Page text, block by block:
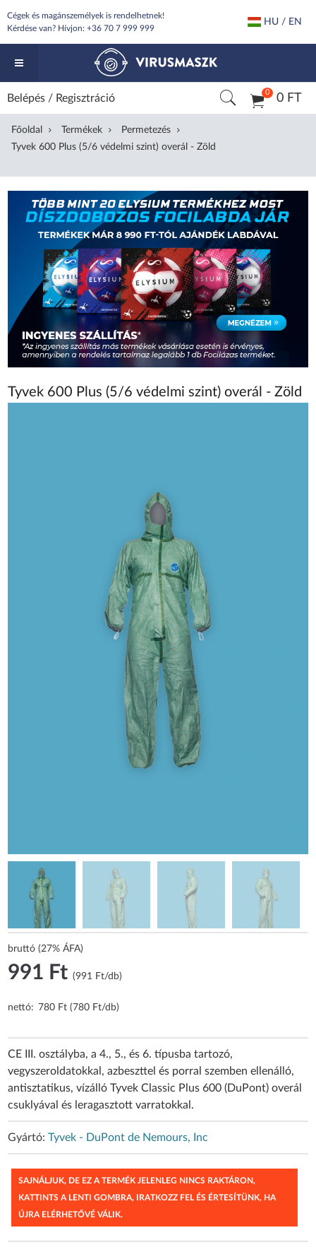
Cégek és magánszemélyek is rendelhetnek!
Kérdése van? Hívjon: +36 70 7 999 999
HU / EN
0 0 FT
Belépés / Regisztráció
Főoldal Termékek
Permetezés
Tyvek 600 Plus (5/6 védelmi szint) overál - Zöld
Tyvek 600 Plus (5/6 védelmi szint) overál - Zöld
bruttó (27% ÁFA)
991 Ft(991 Ft/db)
nettó: 780 Ft (780 Ft/db)
CE III. osztályba, a 4., 5., és 6. típusba tartozó,
vegyszeroldatokkal, azbeszttel és porral szemben ellenálló,
antisztatikus, vízálló Tyvek Classic Plus 600 (DuPont) overál
csuklyával és leragasztott varratokkal.
Gyártó:Tyvek - DuPont de Nemours, Inc
SAJNÁLJUK, DE EZ A TERMÉK JELENLEG NINCS RAKTÁRON,
KATTINTS A LENTI GOMBRA, IRATKOZZ FEL ÉS ÉRTESÍTÜNK, HA
ÚJRA ELÉRHETŐVÉ VÁLIK.